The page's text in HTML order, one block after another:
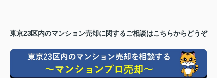
東京23区内のマンション売却に関するご相談はこちらからどうぞ